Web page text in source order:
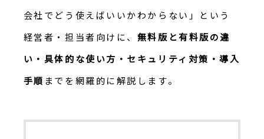
会社でどう使えばいいかわからない」という
経営者・担当者向けに、 無料版と有料版の違
い・具体的な使い方・セキュリティ対策・導入
手順 までを網羅的に解説します。